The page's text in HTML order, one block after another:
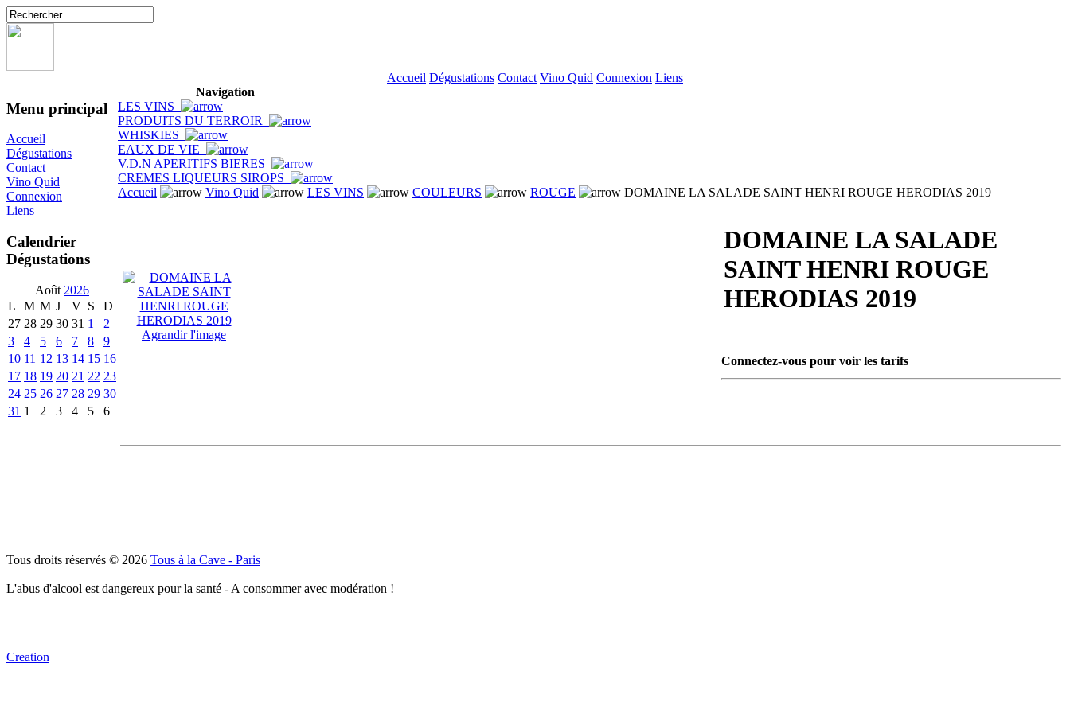
Accueil Dégustations Contact Vino Quid Connexion Liens
Menu principal
Accueil
Dégustations
Contact
Vino Quid
Connexion
Liens
Calendrier
Dégustations
Août 2026
L
M M J V S
D
27 28 29 30 31 1
2
3
4 5 6 7 8
9
10 11 12 13 14 15 16
17 18 19 20 21 22 23
24 25 26 27 28 29 30
31 1 2 3 4 5 6
Navigation
LES VINS
PRODUITS DU TERROIR
WHISKIES
EAUX DE VIE
V.D.N APERITIFS BIERES
CREMES LIQUEURS SIROPS
Accueil
Vino Quid LES VINS COULEURS ROUGE DOMAINE LA SALADE SAINT HENRI ROUGE HERODIAS 2019
Agrandir l'image
DOMAINE LA SALADE
SAINT HENRI ROUGE
HERODIAS 2019
Connectez-vous pour voir les tarifs
Tous droits réservés © 2026 Tous à la Cave - Paris
L'abus d'alcool est dangereux pour la santé - A consommer avec modération !
Creation